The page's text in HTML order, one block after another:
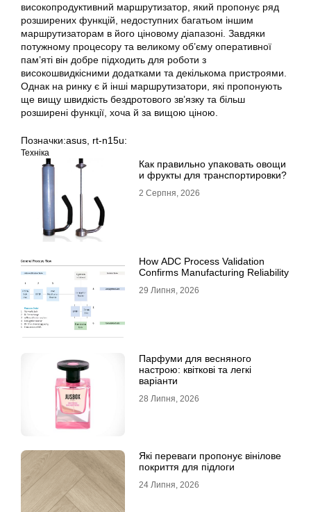
високопродуктивний маршрутизатор , який пропонує ряд
розширених функцій, недоступних багатьом іншим
маршрутизаторам в його ціновому діапазоні. Завдяки
потужному процесору та великому об’єму оперативної
пам’яті він добре підходить для роботи з
високошвидкісними додатками та декількома пристроями.
Однак на ринку є й інші маршрутизатори, які пропонують
ще вищу швидкість бездротового зв’язку та більш
розширені функції, хоча й за вищою ціною.
Позначки:asus rt-n15u:
Техніка
Как правильно упаковать овощи
и фрукты для транспортировки?
2 Серпня, 2026
How ADC Process Validation
Confirms Manufacturing Reliability
29 Липня, 2026
Парфуми для весняного
настрою: квіткові та легкі
варіанти
28 Липня, 2026
Які переваги пропонує вінілове
покриття для підлоги
24 Липня, 2026